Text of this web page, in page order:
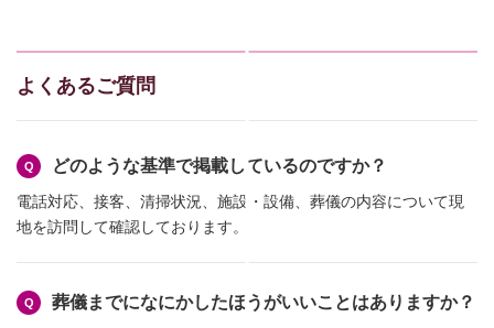
よくあるご質問
どのような基準で掲載しているのですか？
電話対応、接客、清掃状況、施設・設備、葬儀の内容について現
地を訪問して確認しております。
葬儀までになにかしたほうがいいことはありますか？